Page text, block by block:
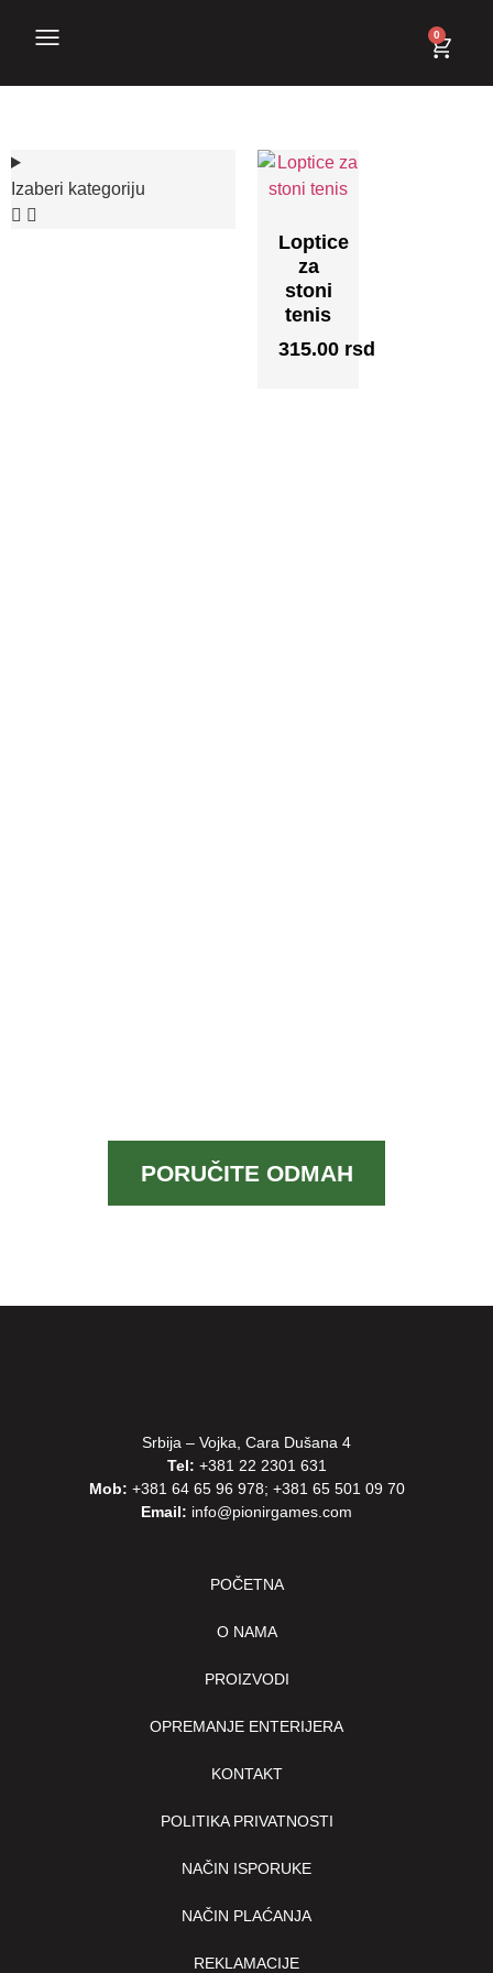
0
Izaberi kategoriju
Loptice
za
stoni
tenis
315.00 rsd
PORUČITE ODMAH
Srbija – Vojka, Cara Dušana 4
Tel: +381 22 2301 631
Mob: +381 64 65 96 978; +381 65 501 09 70
Email: info@pionirgames.com
POČETNA
O NAMA
PROIZVODI
OPREMANJE ENTERIJERA
KONTAKT
POLITIKA PRIVATNOSTI
NAČIN ISPORUKE
NAČIN PLAĆANJA
REKLAMACIJE